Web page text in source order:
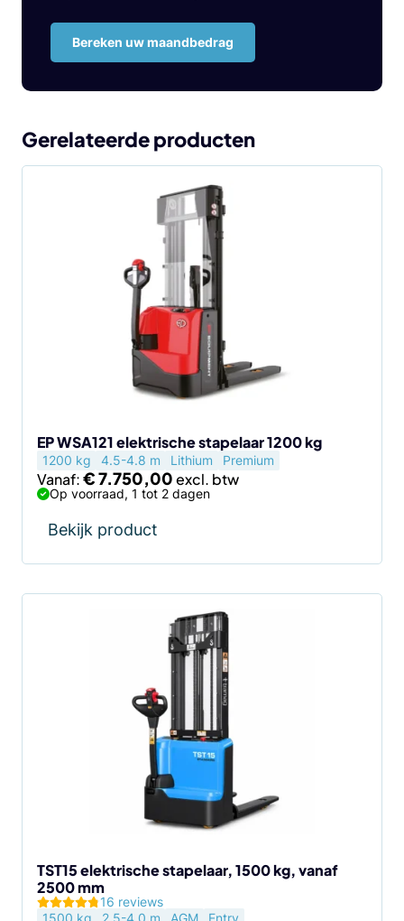
Bereken uw maandbedrag
Gerelateerde producten
EP WSA121 elektrische stapelaar 1200 kg
1200 kg 4.5-4.8 m Lithium Premium
Vanaf:€7.750,00
Op voorraad, 1 tot 2 dagen
Bekijk product
de
productpagina
TST15 elektrische stapelaar, 1500 kg, vanaf
2500 mm
16 reviews
1500 kg
2.5-4.0 m AGM Entry
de
productpagina